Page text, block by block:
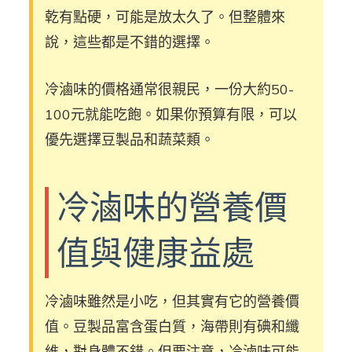
乾有點硬，可能是放太久了。但整體來
說，這些都是不錯的選擇。
冷滷味的價格通常很親民，一份大約50-
100元就能吃飽。如果你預算有限，可以
優先選擇豆製品和蔬菜類。
冷滷味的營養價
值與健康益處
冷滷味雖然是小吃，但其實有它的營養價
值。豆製品富含蛋白質，海帶則有碘和纖